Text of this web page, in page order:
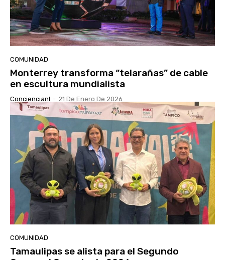
COMUNIDAD
Monterrey transforma “telarañas” de cable
en escultura mundialista
Conciencianl - 21 De Enero De 2026
COMUNIDAD
Tamaulipas se alista para el Segundo